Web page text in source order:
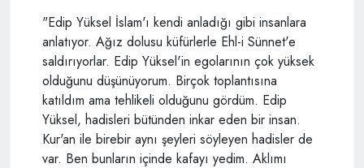
"Edip Yüksel İslam'ı kendi anladığı gibi insanlara
anlatıyor. Ağız dolusu küfürlerle Ehl-i Sünnet'e
saldırıyorlar. Edip Yüksel'in egolarının çok yüksek
olduğunu düşünüyorum. Birçok toplantısına
katıldım ama tehlikeli olduğunu gördüm. Edip
Yüksel, hadisleri bütünden inkar eden bir insan.
Kur'an ile birebir aynı şeyleri söyleyen hadisler de
var. Ben bunların içinde kafayı yedim. Aklımı